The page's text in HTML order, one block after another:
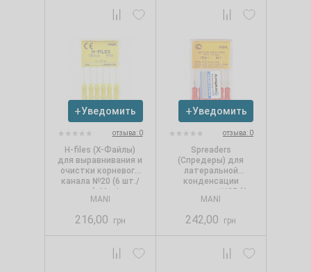
Уведомить
отзыва: 0
Н-files (Х-Файлы)
для выравнивания и
очистки корневого
канала №20 (6 шт./
уп.), Mani
MANI
216,00 грн
Уведомить
отзыва: 0
Spreaders
(Спредеры) для
латеральной
конденсации
гутаперчи №25 (6
шт./уп.), Mani
MANI
242,00 грн